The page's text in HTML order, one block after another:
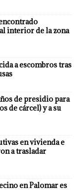
interior de la zona
a escombros tras
de presidio para
de cárcel) y a su
en vivienda e
a trasladar
en Palomar es